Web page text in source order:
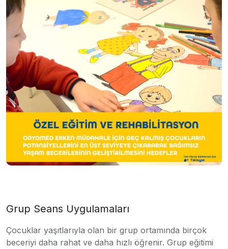
Grup Seans Uygulamaları
Çocuklar yaşıtlarıyla olan bir grup ortamında birçok
beceriyi daha rahat ve daha hızlı öğrenir. Grup eğitimi